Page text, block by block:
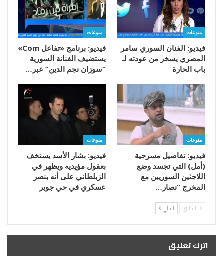
منوعات
فيديو: الفنان السوري سامر
المصري يسخر من عودته لـ
باب الحارة
منوعات
فيديو: برنامج «تفاعل Com»
يستضيف الفنانة السورية
“سوزان نجم الدين” عبر…
منوعات
فيديو: تفاصيل مسرحية
(أمل) التي تجسد وضع
اللاجئين السوريين مع
المخرج “نصار…
منوعات
فيديو: بشار الأسد يستخف
بعقول مؤيديه ويظهر في
الزبلطاني على أنه بنصر
عسكري في حي جوبر
السابق التالي
اترك تعليق